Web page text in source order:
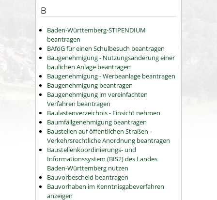
B
Baden-Württemberg-STIPENDIUM
beantragen
BAföG für einen Schulbesuch beantragen
Baugenehmigung - Nutzungsänderung einer
baulichen Anlage beantragen
Baugenehmigung - Werbeanlage beantragen
Baugenehmigung beantragen
Baugenehmigung im vereinfachten
Verfahren beantragen
Baulastenverzeichnis - Einsicht nehmen
Baumfällgenehmigung beantragen
Baustellen auf öffentlichen Straßen -
Verkehrsrechtliche Anordnung beantragen
Baustellenkoordinierungs- und
Informationssystem (BIS2) des Landes
Baden-Württemberg nutzen
Bauvorbescheid beantragen
Bauvorhaben im Kenntnisgabeverfahren
anzeigen